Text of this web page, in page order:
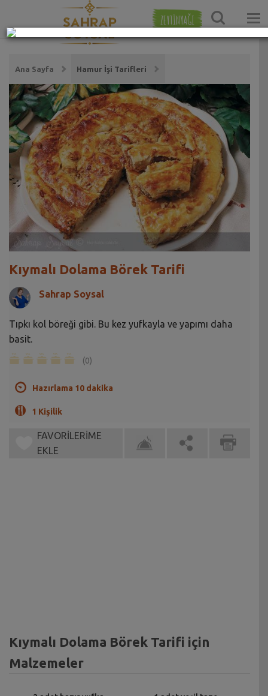
ZEYTİNYAĞI
Ana Sayfa Hamur İşi Tarifleri
Kıymalı Dolama Börek Tarifi
Sahrap Soysal
Tıpkı kol böreği gibi. Bu kez yufkayla ve yapımı daha
basit.
(0)
Hazırlama 10 dakika
1 Kişilik
FAVORİLERİME
EKLE
Kıymalı Dolama Börek Tarifi için
Malzemeler